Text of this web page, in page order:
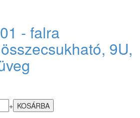
- falra
9U,
+